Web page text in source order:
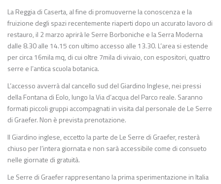
La Reggia di Caserta, al fine di promuoverne la conoscenza e la
fruizione degli spazi recentemente riaperti dopo un accurato lavoro di
restauro, il 2 marzo aprirà le Serre Borboniche e la Serra Moderna
dalle 8.30 alle 14.15 con ultimo accesso alle 13.30. L’area si estende
per circa 16mila mq, di cui oltre 7mila di vivaio, con espositori, quattro
serre e l’antica scuola botanica.
L’accesso avverrà dal cancello sud del Giardino Inglese, nei pressi
della Fontana di Eolo, lungo la Via d’acqua del Parco reale. Saranno
formati piccoli gruppi accompagnati in visita dal personale de Le Serre
di Graefer. Non è prevista prenotazione.
Il Giardino inglese, eccetto la parte de Le Serre di Graefer, resterà
chiuso per l’intera giornata e non sarà accessibile come di consueto
nelle giornate di gratuità.
Le Serre di Graefer rappresentano la prima sperimentazione in Italia